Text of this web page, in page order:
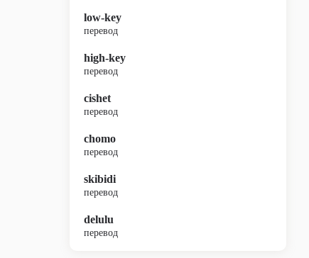
low-key
перевод
high-key
перевод
cishet
перевод
chomo
перевод
skibidi
перевод
delulu
перевод